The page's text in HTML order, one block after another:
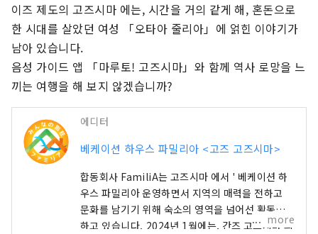
이즈 제도의 고즈시마 에는, 시간을 거의 같게 해, 혼돈으로
한 시대를 살았던 여성 「오타아 줄리아」에 얽힌 이야기가
남아 있습니다.
음성 가이드 앱 「마루토! 고즈시마」와 함께 역사 로망을 느
끼는 여행을 해 보지 않겠습니까?
에디터
베케이션 하우스 파밀리아 <고즈 고즈시마>
합동회사 FamiliA는 고즈시마 에서 ' 베케이션 하
우스 파밀리아 운영하면서 지역의 매력을 전하고
문화를 남기기 위해 숙소의 영역을 넘어선 활동을
하고 있습니다. 2024년 1월에는, 간즈 고즈시마 의
more